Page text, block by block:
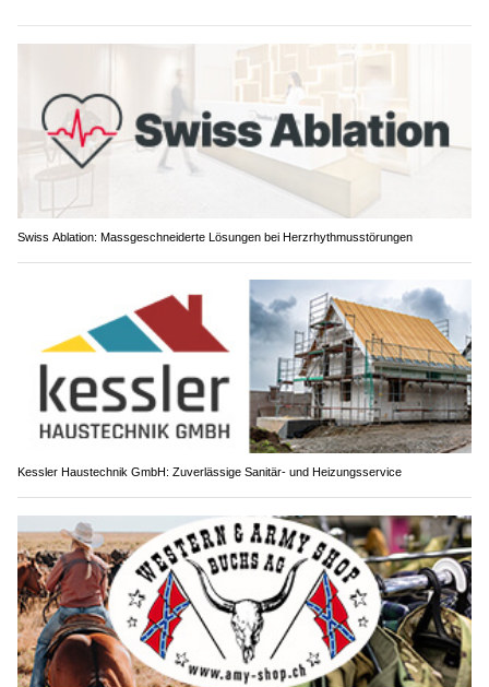
Swiss Ablation: Massgeschneiderte Lösungen bei Herzrhythmusstörungen
Kessler Haustechnik GmbH: Zuverlässige Sanitär- und Heizungsservice